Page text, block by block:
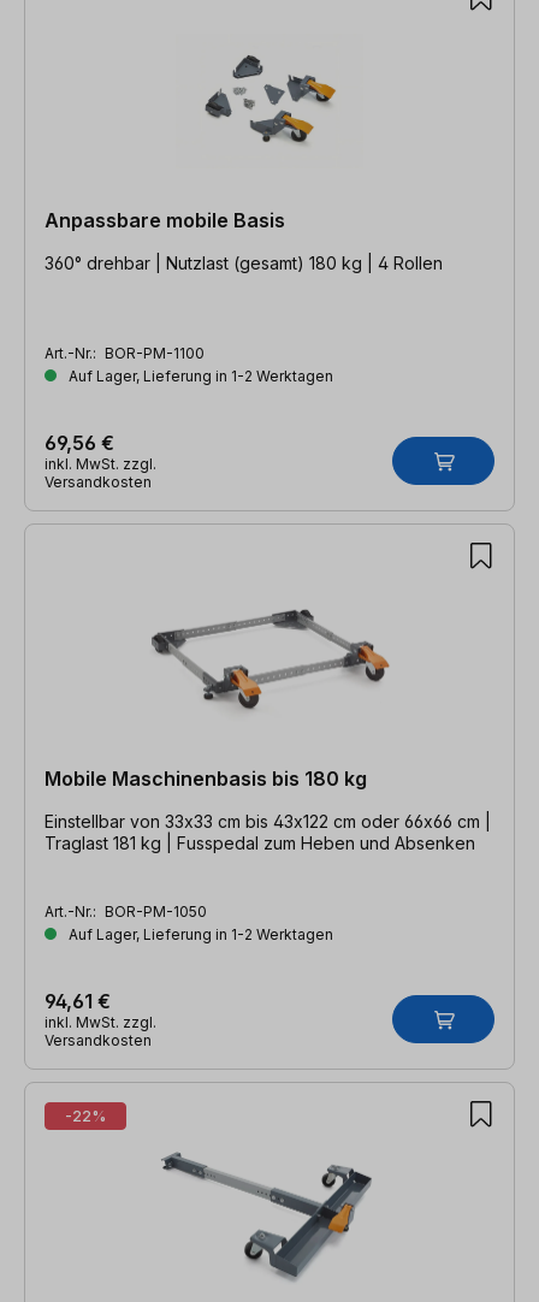
Anpassbare mobile Basis
360° drehbar | Nutzlast (gesamt) 180 kg | 4 Rollen
Art.-Nr.: BOR-PM-1100
Auf Lager, Lieferung in 1-2 Werktagen
69,56 €
inkl. MwSt. zzgl.
Versandkosten
Mobile Maschinenbasis bis 180 kg
Einstellbar von 33x33 cm bis 43x122 cm oder 66x66 cm |
Traglast 181 kg | Fusspedal zum Heben und Absenken
Art.-Nr.: BOR-PM-1050
Auf Lager, Lieferung in 1-2 Werktagen
94,61 €
inkl. MwSt. zzgl.
Versandkosten
-22%